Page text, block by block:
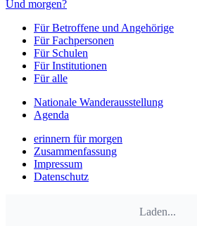
Und morgen?
Für Betroffene und Angehörige
Für Fachpersonen
Für Schulen
Für Institutionen
Für alle
Nationale Wanderausstellung
Agenda
erinnern für morgen
Zusammenfassung
Impressum
Datenschutz
Laden...